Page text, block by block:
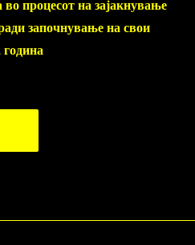
процесот на зајакнување
започнување на свои
година